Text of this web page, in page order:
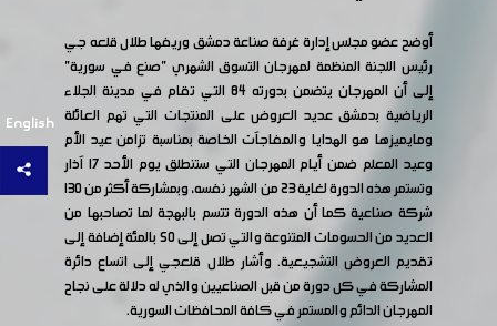
English
أوضح عضو مجلس إدارة غرفة صناعة دمشق وريفها طلال قلعه جي
رئيس اللجنة المنظمة لمهرجان التسوق الشهري "صنع في سورية"
إلى أن المهرجان يتضمن بدورته 84 التي تقام في مدينة الجلاء
الرياضية بدمشق عديد العروض على المنتجات التي تهم العائلة
ومايميزها هو الهدايا والمفاجآت الخاصة بمناسبة تزامن عيد الأم
وعيد المعلم ضمن أيام المهرجان التي ستنطلق يوم الأحد ١٧ آذار
وتستمر هذه الدورة لغاية 23 من الشهر نفسه، وبمشاركة أكثر من ١٣٠
شركة صناعية كما أن هذه الدورة تتسم بالبهجة لما تصاحبها من
العديد من الحسومات المتنوعة والتي تصل إلى 50 بالمئة إضافة إلى
تقديم العروض التشجيعية. وأشار طلال قلعجي إلى اتساع دائرة
المشاركة في كل دورة من قبل الصناعيين والذي له دلالة على نجاح
المهرجان الدائم والمستمر في كافة المحافظات السورية.